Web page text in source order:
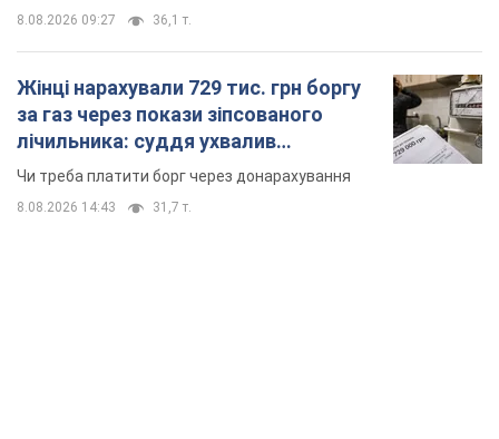
8.08.2026 09:27 36,1 т.
Жінці нарахували 729 тис. грн боргу
за газ через покази зіпсованого
лічильника: суддя ухвалив
неочікуване рішення
Чи треба платити борг через донарахування
8.08.2026 14:43 31,7 т.